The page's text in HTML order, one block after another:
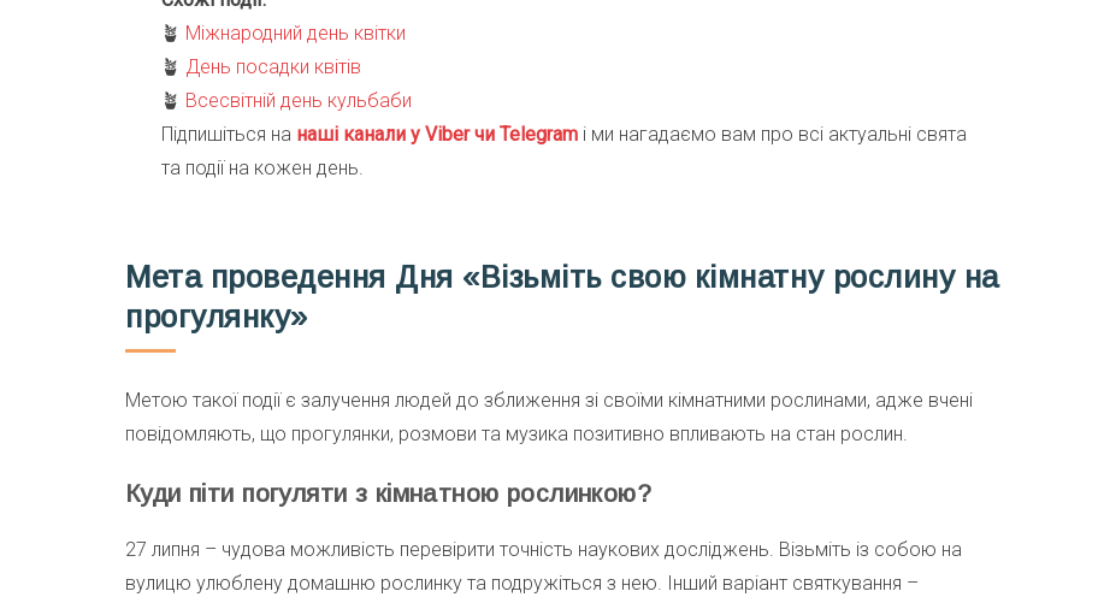
🪴 Міжнародний день квітки
🪴 День посадки квітів
🪴 Всесвітній день кульбаби
Підпишіться на наші канали у Viber чи Telegram і ми нагадаємо вам про всі актуальні свята
та події на кожен день.
Мета проведення Дня «Візьміть свою кімнатну рослину на
прогулянку»
Метою такої події є залучення людей до зближення зі своїми кімнатними рослинами, адже вчені
повідомляють, що прогулянки, розмови та музика позитивно впливають на стан рослин.
Куди піти погуляти з кімнатною рослинкою?
27 липня – чудова можливість перевірити точність наукових досліджень. Візьміть із собою на
вулицю улюблену домашню рослинку та подружіться з нею. Інший варіант святкування –